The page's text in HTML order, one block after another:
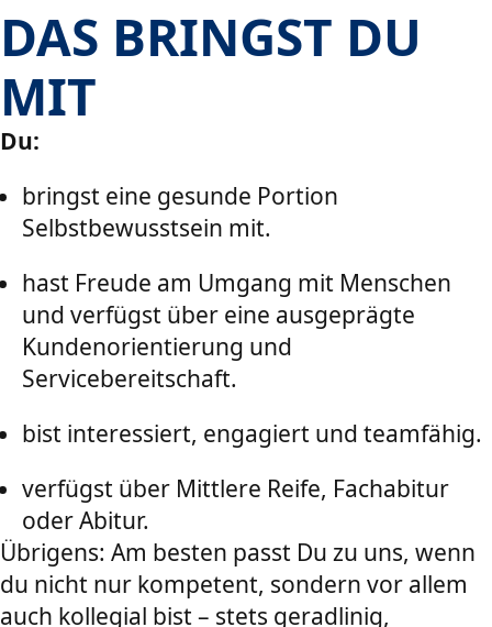
DAS BRINGST DU
MIT
Du:
bringst eine gesunde Portion
Selbstbewusstsein mit.
hast Freude am Umgang mit Menschen
und verfügst über eine ausgeprägte
Kundenorientierung und
Servicebereitschaft.
bist interessiert, engagiert und teamfähig.
verfügst über Mittlere Reife, Fachabitur
oder Abitur.
Übrigens: Am besten passt Du zu uns, wenn
du nicht nur kompetent, sondern vor allem
auch kollegial bist – stets geradlinig,